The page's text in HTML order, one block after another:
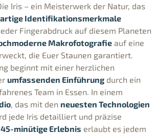
Iris – ein Meisterwerk der Natur, das
Identifikationsmerkmale
Fingerabdruck auf diesem Planeten
Makrofotografie auf eine
die Euer Staunen garantiert.
beginnt mit einer herzlichen
umfassenden Einführung durch ein
Team in Essen. In einem
, das mit den neuesten Technologien
jede Iris detailliert und präzise
45-minütige Erlebnis erlaubt es jedem